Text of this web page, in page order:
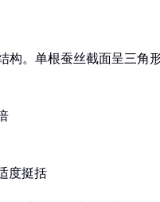
构。单根蚕丝截面呈三角
度挺括